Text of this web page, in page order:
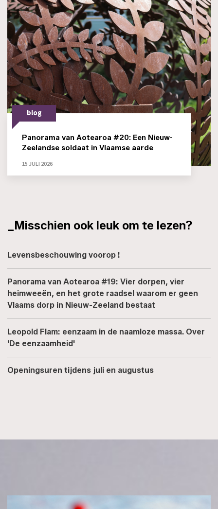
blog
Panorama van Aotearoa #20: Een Nieuw-
Zeelandse soldaat in Vlaamse aarde
15 JULI 2026
_Misschien ook leuk om te lezen?
Levensbeschouwing voorop !
Panorama van Aotearoa #19: Vier dorpen, vier
heimweeën, en het grote raadsel waarom er geen
Vlaams dorp in Nieuw-Zeeland bestaat
Leopold Flam: eenzaam in de naamloze massa. Over
'De eenzaamheid'
Openingsuren tijdens juli en augustus